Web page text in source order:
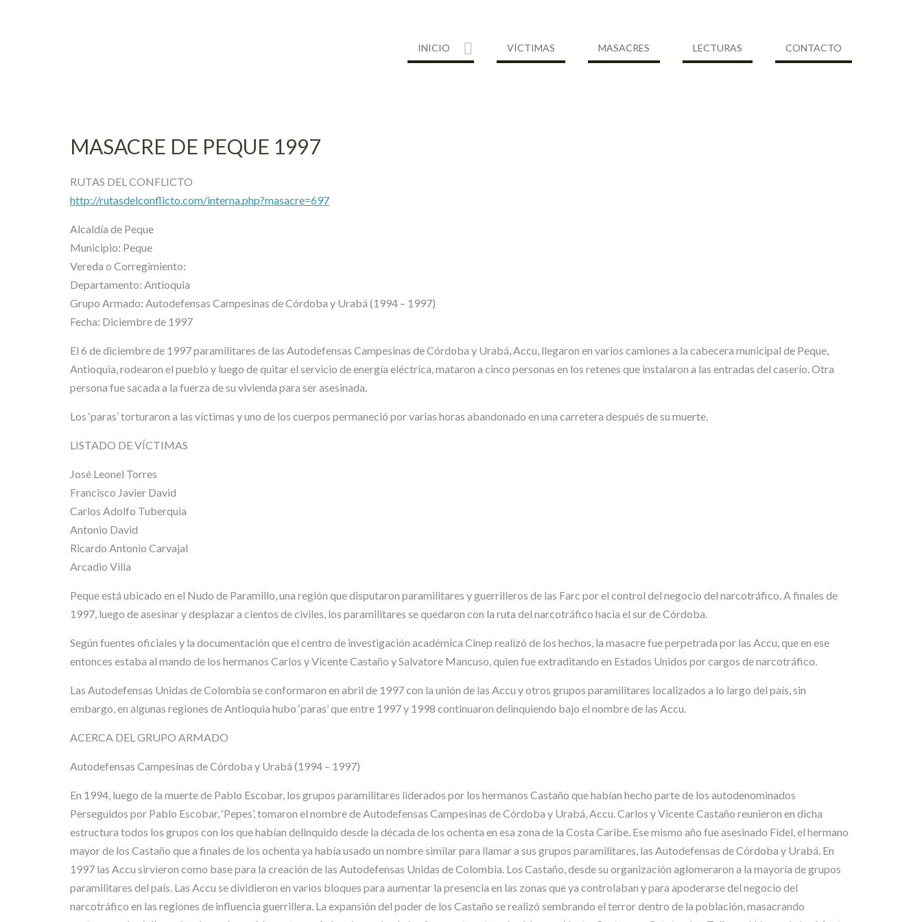
INICIO VÍCTIMAS MASACRES LECTURAS CONTACTO
MASACRE DE PEQUE 1997
RUTAS DEL CONFLICTO
http://rutasdelconflicto.com/interna.php?masacre=697
Alcaldía de Peque
Municipio: Peque
Vereda o Corregimiento:
Departamento: Antioquia
Grupo Armado: Autodefensas Campesinas de Córdoba y Urabá (1994 – 1997)
Fecha: Diciembre de 1997
El 6 de diciembre de 1997 paramilitares de las Autodefensas Campesinas de Córdoba y Urabá, Accu, llegaron en varios camiones a la cabecera municipal de Peque,
Antioquia, rodearon el pueblo y luego de quitar el servicio de energía eléctrica, mataron a cinco personas en los retenes que instalaron a las entradas del caserío. Otra
persona fue sacada a la fuerza de su vivienda para ser asesinada.
Los ‘paras’ torturaron a las víctimas y uno de los cuerpos permaneció por varias horas abandonado en una carretera después de su muerte.
LISTADO DE VÍCTIMAS
José Leonel Torres
Francisco Javier David
Carlos Adolfo Tuberquia
Antonio David
Ricardo Antonio Carvajal
Arcadio Villa
Peque está ubicado en el Nudo de Paramillo, una región que disputaron paramilitares y guerrilleros de las Farc por el control del negocio del narcotráfico. A finales de
1997, luego de asesinar y desplazar a cientos de civiles, los paramilitares se quedaron con la ruta del narcotráfico hacia el sur de Córdoba.
Según fuentes oficiales y la documentación que el centro de investigación académica Cinep realizó de los hechos, la masacre fue perpetrada por las Accu, que en ese
entonces estaba al mando de los hermanos Carlos y Vicente Castaño y Salvatore Mancuso, quien fue extraditando en Estados Unidos por cargos de narcotráfico.
Las Autodefensas Unidas de Colombia se conformaron en abril de 1997 con la unión de las Accu y otros grupos paramilitares localizados a lo largo del país, sin
embargo, en algunas regiones de Antioquia hubo ‘paras’ que entre 1997 y 1998 continuaron delinquiendo bajo el nombre de las Accu.
ACERCA DEL GRUPO ARMADO
Autodefensas Campesinas de Córdoba y Urabá (1994 – 1997)
En 1994, luego de la muerte de Pablo Escobar, los grupos paramilitares liderados por los hermanos Castaño que habían hecho parte de los autodenominados
Perseguidos por Pablo Escobar, ‘Pepes’, tomaron el nombre de Autodefensas Campesinas de Córdoba y Urabá, Accu. Carlos y Vicente Castaño reunieron en dicha
estructura todos los grupos con los que habían delinquido desde la década de los ochenta en esa zona de la Costa Caribe. Ese mismo año fue asesinado Fidel, el hermano
mayor de los Castaño que a finales de los ochenta ya había usado un nombre similar para llamar a sus grupos paramilitares, las Autodefensas de Córdoba y Urabá. En
1997 las Accu sirvieron como base para la creación de las Autodefensas Unidas de Colombia. Los Castaño, desde su organización aglomeraron a la mayoría de grupos
paramilitares del país. Las Accu se dividieron en varios bloques para aumentar la presencia en las zonas que ya controlaban y para apoderarse del negocio del
narcotráfico en las regiones de influencia guerrillera. La expansión del poder de los Castaño se realizó sembrando el terror dentro de la población, masacrando